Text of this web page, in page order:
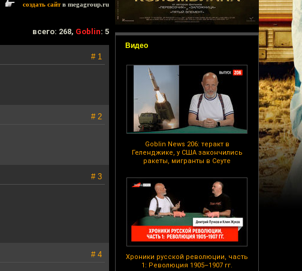
Видео
Goblin News 206: теракт в
Геленджике, у США закончились
ракеты, мигранты в Сеуте
Хроники русской революции, часть
1: Революция 1905–1907 гг.
создать сайтв megagroup.ru
всего: 268, Goblin: 5
# 1
# 2
# 3
# 4